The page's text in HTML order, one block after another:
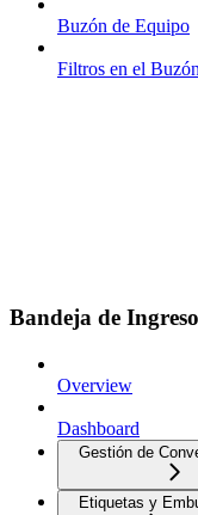
Buzón de Equipo
Filtros en el
Bandeja de
Overview
Dashboard
Gestión de
Etiquetas y